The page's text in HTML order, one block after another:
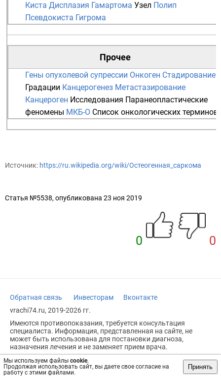
Мы используем файлы cookie.
Продолжая использовать сайт, вы даете свое согласие на
работу с этими файлами.
Принять
Киста Дисплазия Гамартома Узел Полип
Псевдокиста Гигрома
Прочее
Гены опухолевой супрессии Онкоген Стадирование
Градации Канцерогенез Метастазирование
Канцероген Исследования Паранеопластические
феномены МКБ-О Список онкологических терминов
Источник: https://ru.wikipedia.org/wiki/Остеогенная_саркома
Статья №5538, опубликована 23 ноя 2019
0 0
Обратная связь Инвесторам
Вконтакте
vrachi74.ru, 2019-2026 гг.
Имеются противопоказания, требуется консультация
специалиста. Информация, представленная на сайте, не
может быть использована для постановки диагноза,
назначения лечения и не заменяет прием врача.
Возрастное ограничение: 18+